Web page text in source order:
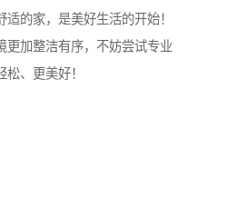
的家，是美好生活的开始！
更加整洁有序，不妨尝试专业
、更美好！